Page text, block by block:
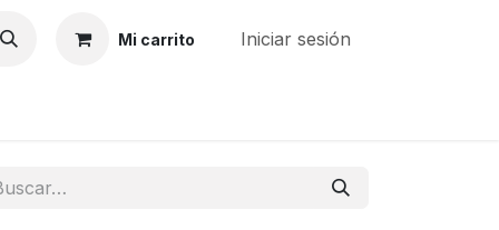
Mi carrito Iniciar sesión